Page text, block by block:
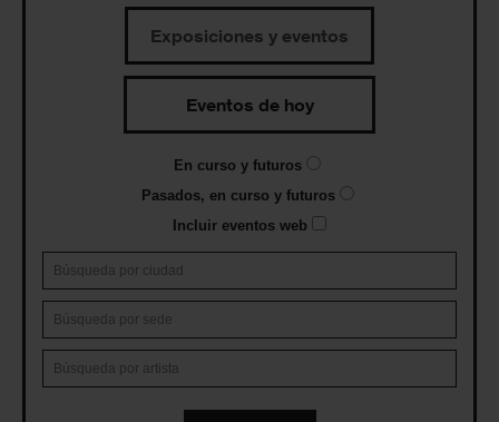
Exposiciones y eventos
Eventos de hoy
En curso y futuros
Pasados, en curso y futuros
Incluir eventos web